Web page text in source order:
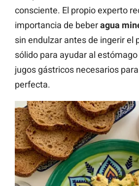
consciente. El propio experto
importancia de beberagua
sin endulzar antes de ingerir el
sólido para ayudar al
jugos gástricos necesarios
perfecta.